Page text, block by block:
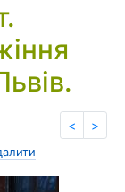
< >